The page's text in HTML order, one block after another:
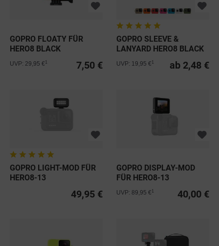
GOPRO FLOATY FÜR
HERO8 BLACK
7,50 €
UVP: 29,95 €
GOPRO SLEEVE &
LANYARD HERO8 BLACK
ab 2,48 €
UVP: 19,95 €
GOPRO LIGHT-MOD FÜR
HERO8-13
49,95 €
GOPRO DISPLAY-MOD
FÜR HERO8-13
40,00 €
UVP: 89,95 €